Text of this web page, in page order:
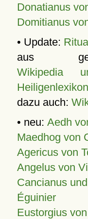
Donatianus
Domitianus
• Update:
aus
Wikipedia
Heiligenlexikon
dazu auch:
• neu: Aedh
Maedhog von
Agericus von
Angelus von
Cancianus
Éguinier
Eustorgius